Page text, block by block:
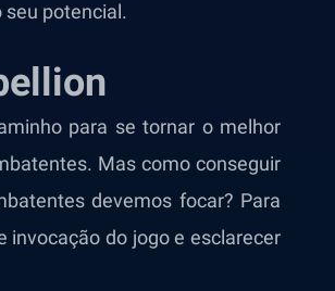
potencial.
para se tornar o melhor
Mas como conseguir
devemos focar? Para
invocação do jogo e esclarecer